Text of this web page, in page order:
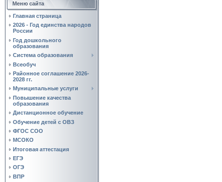
Меню сайта
Главная страница
2026 - Год единства народов
России
Год дошкольного
образования
Система образования
Всеобуч
Районное соглашение 2026-
2028 гг.
Муниципальные услуги
Повышение качества
образования
Дистанционное обучение
Обучение детей с ОВЗ
ФГОС СОО
МСОКО
Итоговая аттестация
ЕГЭ
ОГЭ
ВПР